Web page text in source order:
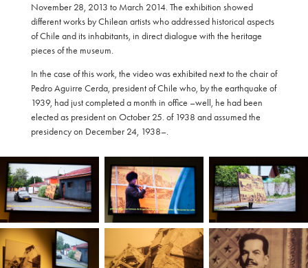
November 28, 2013 to March 2014. The exhibition showed
different works by Chilean artists who addressed historical aspects
of Chile and its inhabitants, in direct dialogue with the heritage
pieces of the museum.
In the case of this work, the video was exhibited next to the chair of
Pedro Aguirre Cerda, president of Chile who, by the earthquake of
1939, had just completed a month in office –well, he had been
elected as president on October 25. of 1938 and assumed the
presidency on December 24, 1938–.